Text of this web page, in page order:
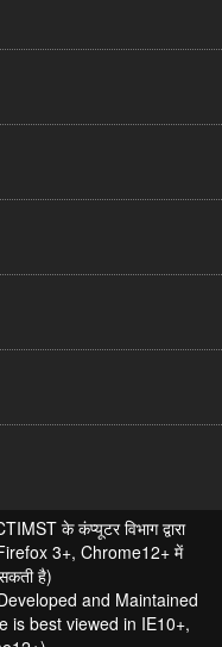
के कंप्यूटर विभाग द्वारा
3+, Chrome12+ में
है)
and Maintained
is best viewed in IE10+,